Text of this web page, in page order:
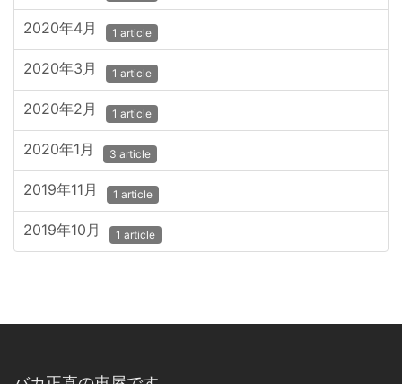
2020年4月 1 article
2020年3月 1 article
2020年2月 1 article
2020年1月 3 article
2019年11月 1 article
2019年10月 1 article